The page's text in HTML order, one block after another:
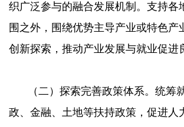
织广泛参与的融合发展机制。支持各
围之外，围绕优势主导产业或特色产
创新探索，推动产业发展与就业促进
（二）探索完善政策体系。统筹
政、金融、土地等扶持政策，促进人